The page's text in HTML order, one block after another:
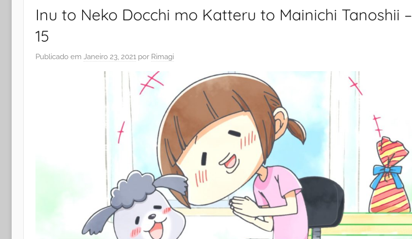
Inu to Neko Docchi mo Katteru to Mainichi Tanoshii –
15
Publicado em Janeiro 23, 2021 por Rimagi